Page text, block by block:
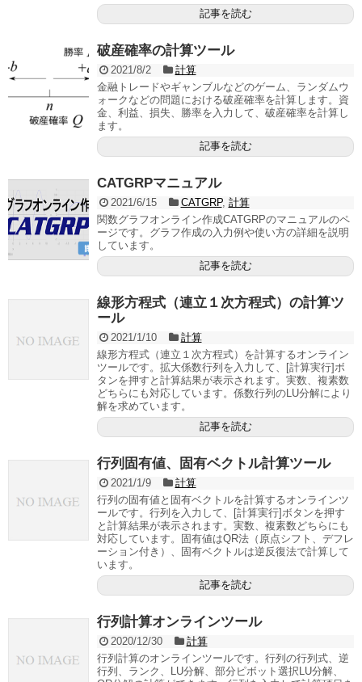
記事を読む
破産確率の計算ツール
2021/8/2
計算
金融トレードやギャンブルなどのゲーム、ランダムウ
ォークなどの問題における破産確率を計算します。資
金、利益、損失、勝率を入力して、破産確率を計算し
ます。
記事を読む
CATGRPマニュアル
2021/6/15 CATGRP, 計算
関数グラフオンライン作成CATGRPのマニュアルのペ
ージです。グラフ作成の入力例や使い方の詳細を説明
しています。
記事を読む
線形方程式（連立１次方程式）の計算ツ
ール
2021/1/10
計算
線形方程式（連立１次方程式）を計算するオンライン
ツールです。拡大係数行列を入力して、[計算実行]ボ
タンを押すと計算結果が表示されます。実数、複素数
どちらにも対応しています。係数行列のLU分解により
解を求めています。
記事を読む
行列固有値、固有ベクトル計算ツール
2021/1/9
計算
行列の固有値と固有ベクトルを計算するオンラインツ
ールです。行列を入力して、[計算実行]ボタンを押す
と計算結果が表示されます。実数、複素数どちらにも
対応しています。固有値はQR法（原点シフト、デフレ
ーション付き）、固有ベクトルは逆反復法で計算して
います。
記事を読む
行列計算オンラインツール
2020/12/30
計算
行列計算のオンラインツールです。行列の行列式、逆
行列、ランク、LU分解、部分ピボット選択LU分解、